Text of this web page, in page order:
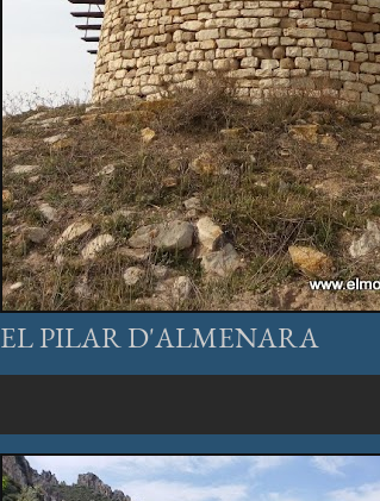
EL PILAR D'ALMENARA